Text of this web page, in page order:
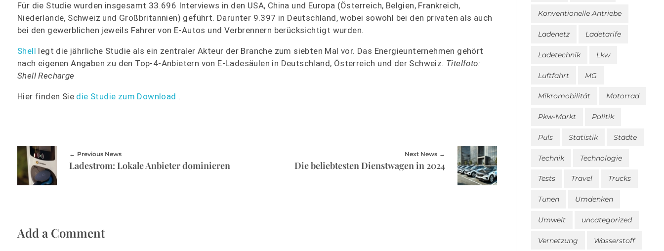
Für die Studie wurden insgesamt 33.696 Interviews in den USA, China und Europa (Österreich, Belgien, Frankreich,
Niederlande, Schweiz und Großbritannien) geführt. Darunter 9.397 in Deutschland, wobei sowohl bei den privaten als auch
bei den gewerblichen jeweils Fahrer von E-Autos und Verbrennern berücksichtigt wurden.
Shell legt die jährliche Studie als ein zentraler Akteur der Branche zum siebten Mal vor. Das Energieunternehmen gehört
nach eigenen Angaben zu den Top-4-Anbietern von E-Ladesäulen in Deutschland, Österreich und der Schweiz. Titelfoto:
Shell Recharge
Hier finden Sie die Studie zum Download .
Previous News
Ladestrom: Lokale Anbieter dominieren
Next News
Die beliebtesten Dienstwagen in 2024
Add a Comment
Konventionelle Antriebe
Ladenetz Ladetarife
Ladetechnik Lkw
Luftfahrt MG
Mikromobilität Motorrad
Pkw-Markt Politik
Puls Statistik Städte
Technik Technologie
Tests Travel Trucks
Tunen Umdenken
Umwelt uncategorized
Vernetzung Wasserstoff